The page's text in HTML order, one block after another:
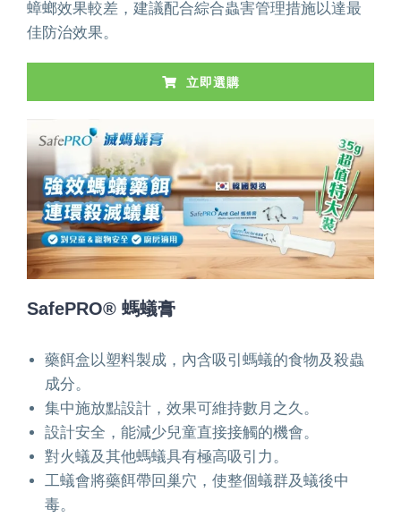
蟑螂效果較差，建議配合綜合蟲害管理措施以達最
佳防治效果。
立即選購
SafePRO® 螞蟻膏
藥餌盒以塑料製成，內含吸引螞蟻的食物及殺蟲
成分。
集中施放點設計，效果可維持數月之久。
設計安全，能減少兒童直接接觸的機會。
對火蟻及其他螞蟻具有極高吸引力。
工蟻會將藥餌帶回巢穴，使整個蟻群及蟻後中
毒。